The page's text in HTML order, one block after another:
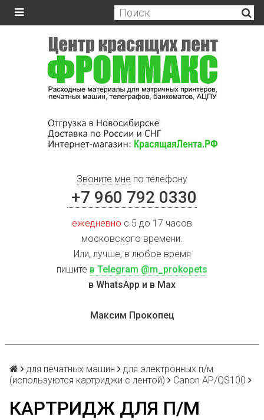
Звоните мне по телефону
+7 960 792 0330
ежедневно с 5 до 17 часов
московского времени.
Или, лучше, в любое время
пишите в Telegram @m_prokopets
в WhatsApp и в Max
Максим Прокопец
для печатных машин
для электронных п/м
(используются картриджи с лентой)
Canon AP/QS100
КАРТРИДЖ ДЛЯ П/М